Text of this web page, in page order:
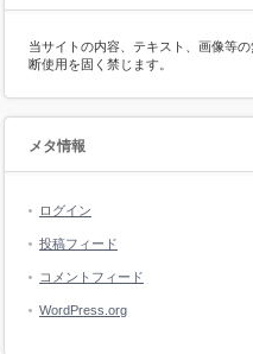
当サイトの内容、テキスト、画像等
断使用を固く禁じます。
メタ情報
ログイン
投稿フィード
コメントフィード
WordPress.org